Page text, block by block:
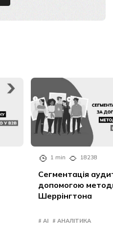
1 min 18238
Сегментація
допомогою
Шеррінгтона
# AI # АНАЛІТИКА